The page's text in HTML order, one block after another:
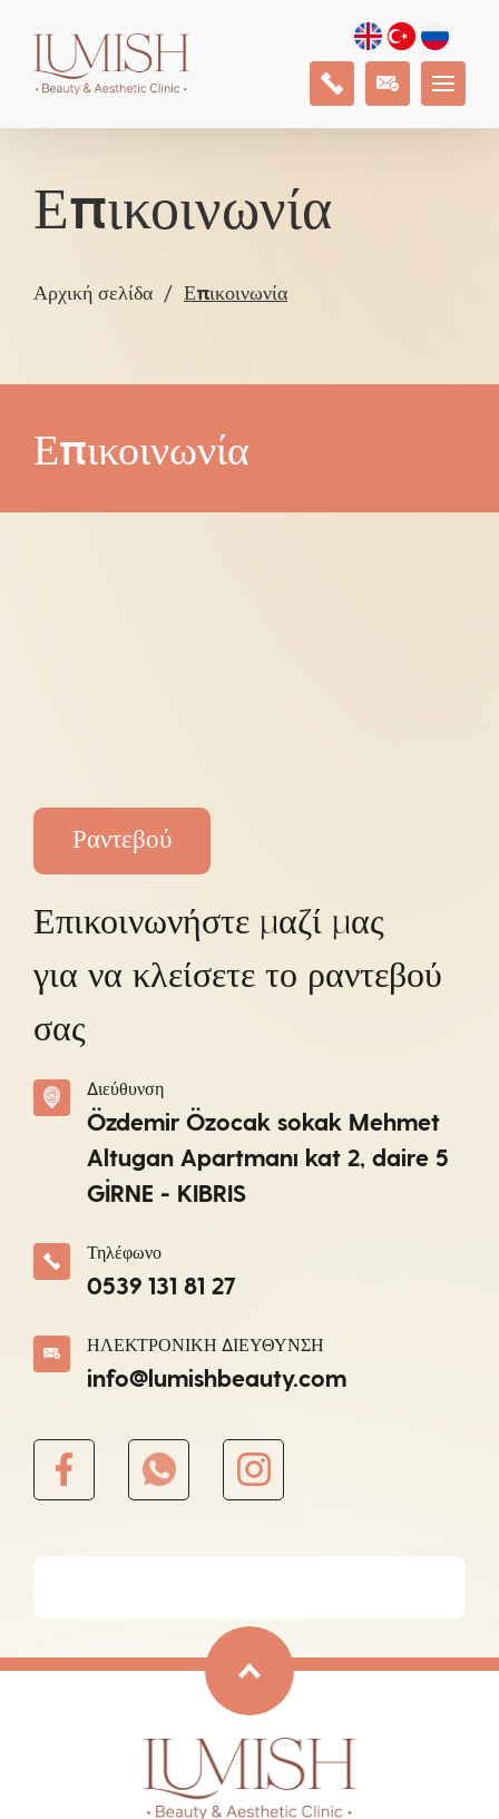
Επικοινωνία
Αρχική σελίδα Επικοινωνία
Επικοινωνία
Ραντεβού
Επικοινωνήστε μαζί μας
για να κλείσετε το ραντεβού
σας
Διεύθυνση
Özdemir Özocak sokak Mehmet
Altugan Apartmanı kat 2, daire 5
GİRNE - KIBRIS
Τηλέφωνο
0539 131 81 27
ΗΛΕΚΤΡΟΝΙΚΗ ΔΙΕΥΘΥΝΣΗ
info@lumishbeauty.com